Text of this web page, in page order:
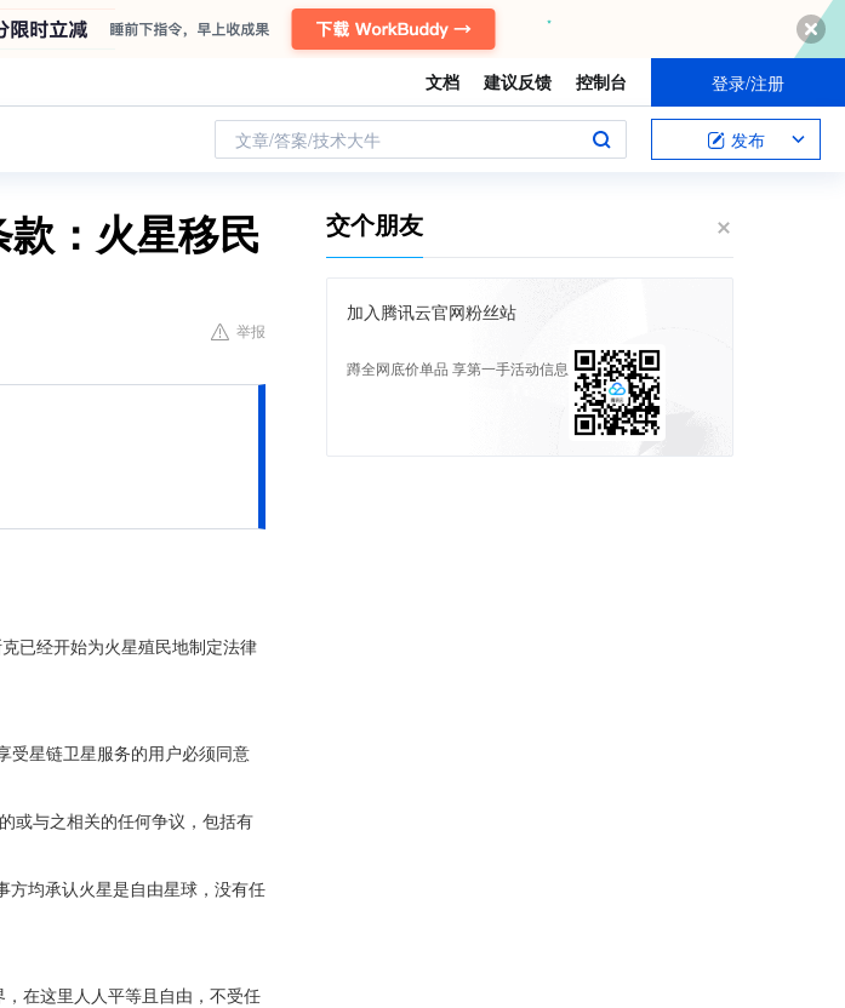
文档 建议反馈 控制台 登录/注册
文章/答案/技术大牛 发布
：火星移民
举报
已经开始为火星殖民地制定法律
星链卫星服务的用户必须同意
或与之相关的任何争议，包括有
方均承认火星是自由星球，没有任
在这里人人平等且自由，不受任
交个朋友
加入腾讯云官网粉丝站
蹲全网底价单品 享第一手活动信息